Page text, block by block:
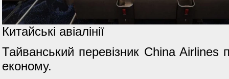
Китайські авіалінії
Тайванський перевізник China
економу.